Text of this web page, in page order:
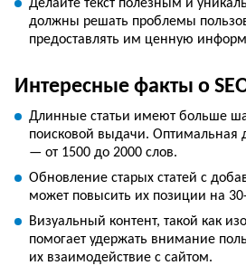
Делайте текст полезным и
должны решать проблемы
предоставлять им ценную
Интересные факты о
Длинные статьи имеют больше
поисковой выдачи. Оптимальная
— от 1500 до 2000 слов.
Обновление старых статей с
может повысить их позиции на
Визуальный контент, такой как
помогает удержать внимание
их взаимодействие с сайтом.